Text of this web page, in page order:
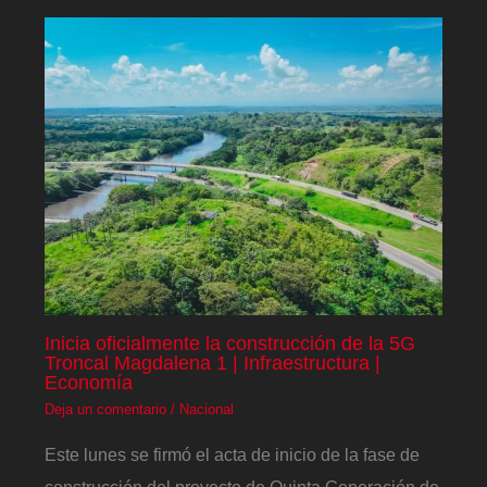
Inicia oficialmente la construcción de la 5G
Troncal Magdalena 1 | Infraestructura |
Economía
Deja un comentario / Nacional
Este lunes se firmó el acta de inicio de la fase de